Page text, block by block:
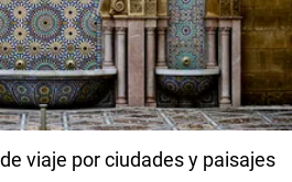
viaje por ciudades y paisajes